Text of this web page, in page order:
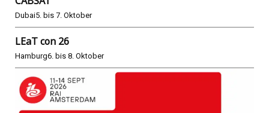
Dubai5. bis 7. Oktober
LEaT con 26
Hamburg6. bis 8. Oktober